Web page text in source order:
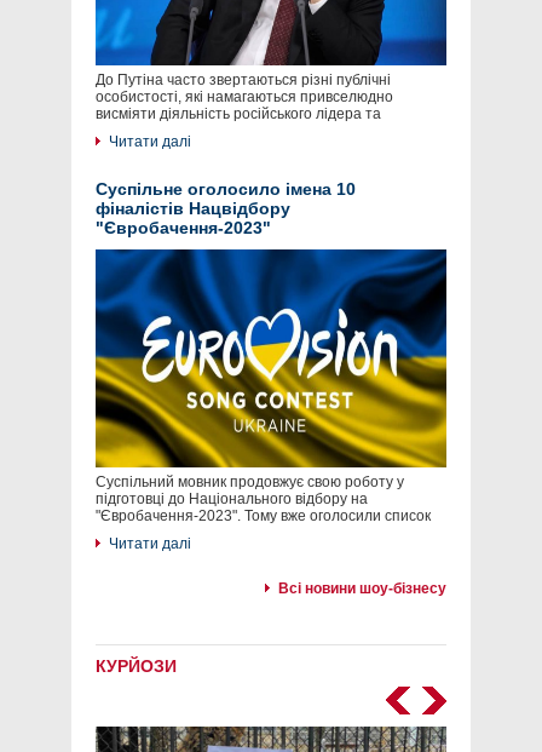
До Путіна часто звертаються різні публічні
особистості, які намагаються привселюдно
висміяти діяльність російського лідера та
Читати далі
Суспільне оголосило імена 10
фіналістів Нацвідбору
"Євробачення-2023"
Суспільний мовник продовжує свою роботу у
підготовці до Національного відбору на
"Євробачення-2023". Тому вже оголосили список
Читати далі
Всі новини шоу-бізнесу
КУРЙОЗИ